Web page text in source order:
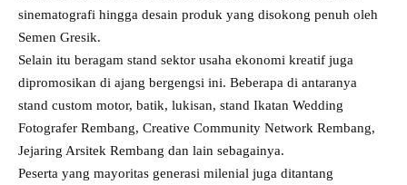
sinematografi hingga desain produk yang disokong penuh oleh
Semen Gresik.
Selain itu beragam stand sektor usaha ekonomi kreatif juga
dipromosikan di ajang bergengsi ini. Beberapa di antaranya
stand custom motor, batik, lukisan, stand Ikatan Wedding
Fotografer Rembang, Creative Community Network Rembang,
Jejaring Arsitek Rembang dan lain sebagainya.
Peserta yang mayoritas generasi milenial juga ditantang